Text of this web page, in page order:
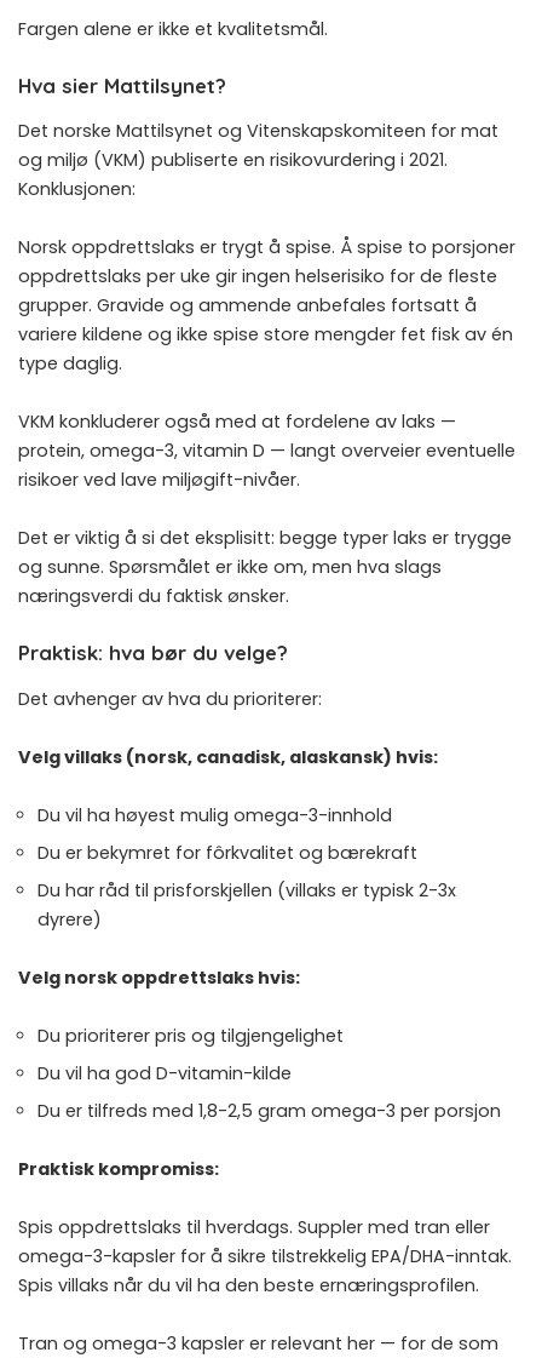
Fargen alene er ikke et kvalitetsmål.
Hva sier Mattilsynet?
Det norske Mattilsynet og Vitenskapskomiteen for mat
og miljø (VKM) publiserte en risikovurdering i 2021.
Konklusjonen:
Norsk oppdrettslaks er trygt å spise. Å spise to porsjoner
oppdrettslaks per uke gir ingen helserisiko for de fleste
grupper. Gravide og ammende anbefales fortsatt å
variere kildene og ikke spise store mengder fet fisk av én
type daglig.
VKM konkluderer også med at fordelene av laks —
protein, omega-3, vitamin D — langt overveier eventuelle
risikoer ved lave miljøgift-nivåer.
Det er viktig å si det eksplisitt: begge typer laks er trygge
og sunne. Spørsmålet er ikke om, men hva slags
næringsverdi du faktisk ønsker.
Praktisk: hva bør du velge?
Det avhenger av hva du prioriterer:
Velg villaks (norsk, canadisk, alaskansk) hvis:
Du vil ha høyest mulig omega-3-innhold
Du er bekymret for fôrkvalitet og bærekraft
Du har råd til prisforskjellen (villaks er typisk 2-3x
dyrere)
Velg norsk oppdrettslaks hvis:
Du prioriterer pris og tilgjengelighet
Du vil ha god D-vitamin-kilde
Du er tilfreds med 1,8-2,5 gram omega-3 per porsjon
Praktisk kompromiss:
Spis oppdrettslaks til hverdags. Suppler med tran eller
omega-3-kapsler for å sikre tilstrekkelig EPA/DHA-inntak.
Spis villaks når du vil ha den beste ernæringsprofilen.
Tran og omega-3 kapsler er relevant her — for de som